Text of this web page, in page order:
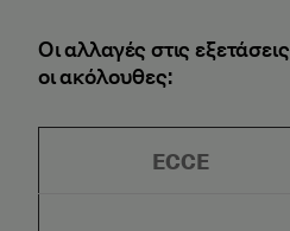
Οι αλλαγές στις
οι ακόλουθες:
ECCE